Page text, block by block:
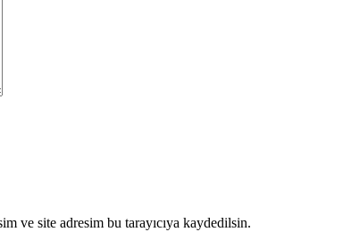
ve site adresim bu tarayıcıya kaydedilsin.